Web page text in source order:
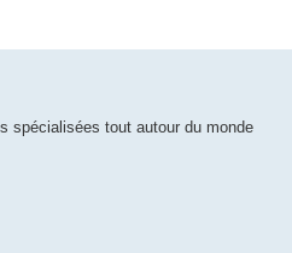
spécialisées tout autour du monde